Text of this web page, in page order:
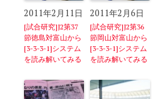
2011年2月11日
[試合研究]J2第37
節徳島対富山から
[3-3-3-1]システム
を読み解いてみる
2011年2月6日
[試合研究]J2第36
節岡山対富山から
[3-3-3-1]システム
を読み解いてみる